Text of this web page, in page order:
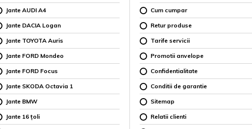
Jante AUDI A4
Jante DACIA Logan
Jante TOYOTA Auris
Jante FORD Mondeo
Jante FORD Focus
Jante SKODA Octavia 1
Jante BMW
Jante 16 țoli
Cum cumpar
Retur produse
Tarife servicii
Promotii anvelope
Confidentialitate
Conditii de garantie
Sitemap
Relatii clienti